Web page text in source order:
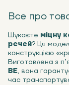
Все про
Шукаєте міцну
речей? Ця
конструкцією
Виготовлена з
ВЕ, вона
час